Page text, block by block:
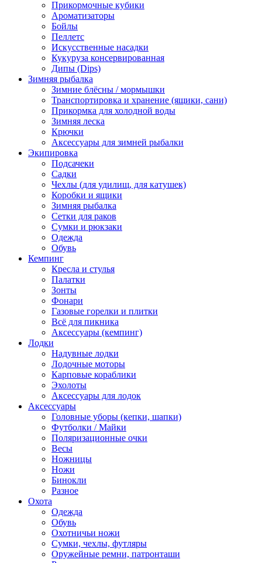
Прикормочные кубики
Ароматизаторы
Бойлы
Пеллетс
Искусственные насадки
Кукуруза консервированная
Дипы (Dips)
Зимняя рыбалка
Зимние блёсны / мормышки
Транспортировка и хранение (ящики, сани)
Прикормка для холодной воды
Зимняя леска
Крючки
Аксессуары для зимней рыбалки
Экипировка
Подсачеки
Садки
Чехлы (для удилищ, для катушек)
Коробки и ящики
Зимняя рыбалка
Сетки для раков
Сумки и рюкзаки
Одежда
Обувь
Кемпинг
Кресла и стулья
Палатки
Зонты
Фонари
Газовые горелки и плитки
Всё для пикника
Аксессуары (кемпинг)
Лодки
Надувные лодки
Лодочные моторы
Карповые кораблики
Эхолоты
Аксессуары для лодок
Аксессуары
Головные уборы (кепки, шапки)
Футболки / Майки
Поляризационные очки
Весы
Ножницы
Ножи
Бинокли
Разное
Охота
Одежда
Обувь
Охотничьи ножи
Сумки, чехлы, футляры
Оружейные ремни, патронташи